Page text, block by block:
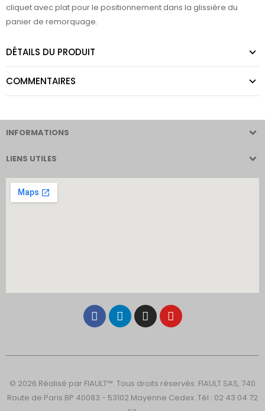
cliquet avec plat pour le positionnement dans la glissière du
panier de remorquage.
DÉTAILS DU PRODUIT
COMMENTAIRES
INFORMATIONS
LIENS UTILES
© 2026 Réalisé par FIAULT™. Tous droits réservés. FIAULT SAS, 740
Route de Paris BP 40083 - 53102 Mayenne Cedex. Tél : 02 43 04 72